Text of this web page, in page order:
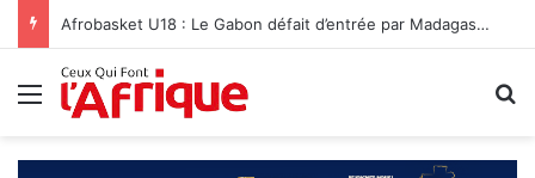
Afrobasket U18 : Le Gabon défait d’entrée par Madagascar
Menu